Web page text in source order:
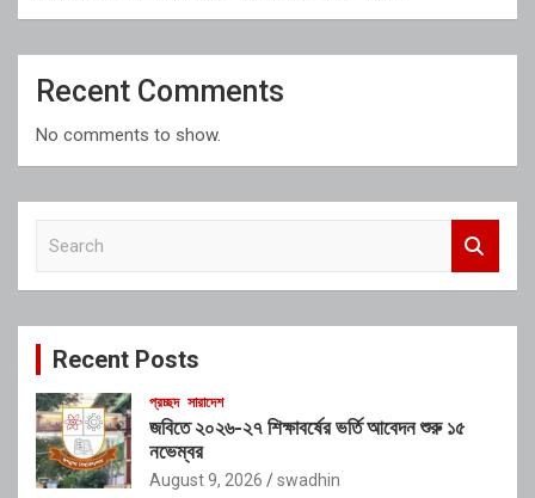
Recent Comments
No comments to show.
c
Recent Posts
প্রচ্ছদ সারাদেশ
জবিতে ২০২৬-২৭ শিক্ষাবর্ষের ভর্তি আবেদন শুরু ১৫
নভেম্বর
August 9, 2026 swadhin